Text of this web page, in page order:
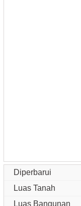
Diperbarui
Luas Tanah
Luas Bangunan